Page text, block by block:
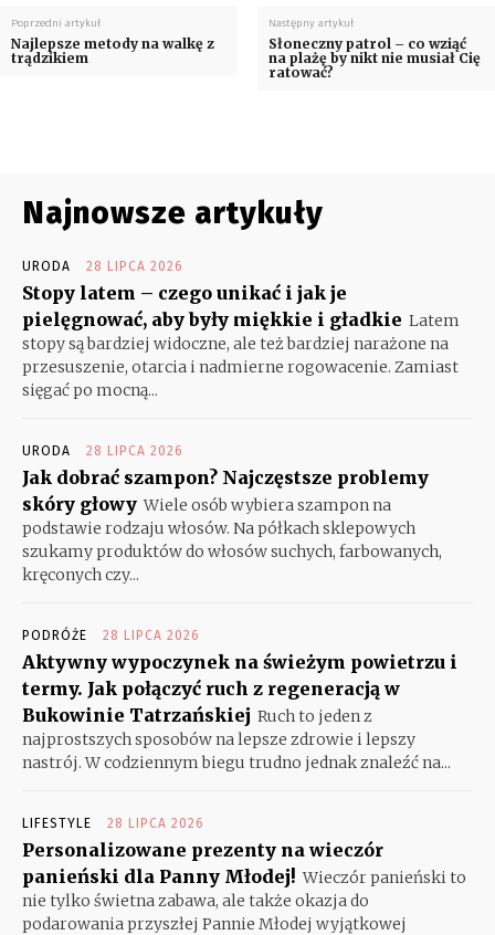
Poprzedni artykuł
Najlepsze metody na walkę z
trądzikiem
Następny artykuł
Słoneczny patrol – co wziąć
na plażę by nikt nie musiał Cię
ratować?
Najnowsze artykuły
URODA 28 LIPCA 2026
Stopy latem – czego unikać i jak je
pielęgnować, aby były miękkie i gładkie Latem
stopy są bardziej widoczne, ale też bardziej narażone na
przesuszenie, otarcia i nadmierne rogowacenie. Zamiast
sięgać po mocną...
URODA 28 LIPCA 2026
Jak dobrać szampon? Najczęstsze problemy
skóry głowy Wiele osób wybiera szampon na
podstawie rodzaju włosów. Na półkach sklepowych
szukamy produktów do włosów suchych, farbowanych,
kręconych czy...
PODRÓŻE 28 LIPCA 2026
Aktywny wypoczynek na świeżym powietrzu i
termy. Jak połączyć ruch z regeneracją w
Bukowinie Tatrzańskiej Ruch to jeden z
najprostszych sposobów na lepsze zdrowie i lepszy
nastrój. W codziennym biegu trudno jednak znaleźć na...
LIFESTYLE 28 LIPCA 2026
Personalizowane prezenty na wieczór
panieński dla Panny Młodej! Wieczór panieński to
nie tylko świetna zabawa, ale także okazja do
podarowania przyszłej Pannie Młodej wyjątkowej